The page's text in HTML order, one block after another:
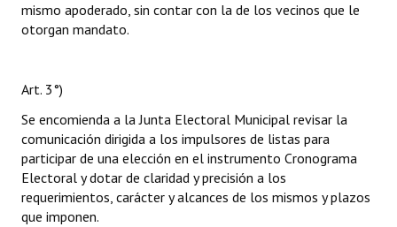
mismo apoderado, sin contar con la de los vecinos que le
otorgan mandato.
Art. 3°)
Se encomienda a la Junta Electoral Municipal revisar la
comunicación dirigida a los impulsores de listas para
participar de una elección en el instrumento Cronograma
Electoral y dotar de claridad y precisión a los
requerimientos, carácter y alcances de los mismos y plazos
que imponen.